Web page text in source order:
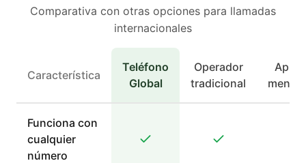
Comparativa con otras opciones para llamadas
internacionales
Característica
Teléfono
Global
Operador
tradicional
Apps
Funciona con
cualquier
número